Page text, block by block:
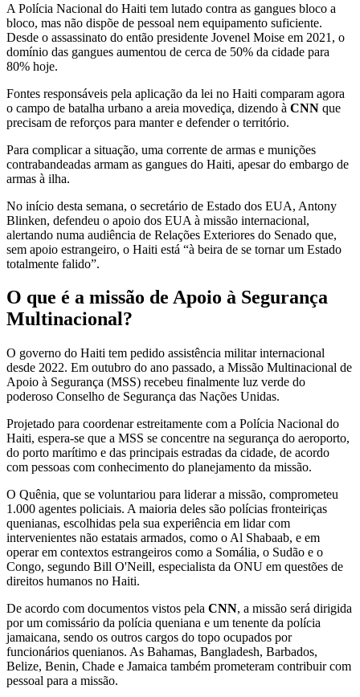
A Polícia Nacional do Haiti tem lutado contra as gangues bloco a
bloco, mas não dispõe de pessoal nem equipamento suficiente.
Desde o assassinato do então presidente Jovenel Moise em 2021, o
domínio das gangues aumentou de cerca de 50% da cidade para
80% hoje.
Fontes responsáveis ​​pela aplicação da lei no Haiti comparam agora
o campo de batalha urbano a areia movediça, dizendo à CNN que
precisam de reforços para manter e defender o território.
Para complicar a situação, uma corrente de armas e munições
contrabandeadas armam as gangues do Haiti, apesar do embargo de
armas à ilha.
No início desta semana, o secretário de Estado dos EUA, Antony
Blinken, defendeu o apoio dos EUA à missão internacional,
alertando numa audiência de Relações Exteriores do Senado que,
sem apoio estrangeiro, o Haiti está “à beira de se tornar um Estado
totalmente falido”.
O que é a missão de Apoio à Segurança
Multinacional?
O governo do Haiti tem pedido assistência militar internacional
desde 2022. Em outubro do ano passado, a Missão Multinacional de
Apoio à Segurança (MSS) recebeu finalmente luz verde do
poderoso Conselho de Segurança das Nações Unidas.
Projetado para coordenar estreitamente com a Polícia Nacional do
Haiti, espera-se que a MSS se concentre na segurança do aeroporto,
do porto marítimo e das principais estradas da cidade, de acordo
com pessoas com conhecimento do planejamento da missão.
O Quênia, que se voluntariou para liderar a missão, comprometeu
1.000 agentes policiais. A maioria deles são polícias fronteiriças
quenianas, escolhidas pela sua experiência em lidar com
intervenientes não estatais armados, como o Al Shabaab, e em
operar em contextos estrangeiros como a Somália, o Sudão e o
Congo, segundo Bill O'Neill, especialista da ONU em questões de
direitos humanos no Haiti.
De acordo com documentos vistos pela CNN, a missão será dirigida
por um comissário da polícia queniana e um tenente da polícia
jamaicana, sendo os outros cargos do topo ocupados por
funcionários quenianos. As Bahamas, Bangladesh, Barbados,
Belize, Benin, Chade e Jamaica também prometeram contribuir com
pessoal para a missão.